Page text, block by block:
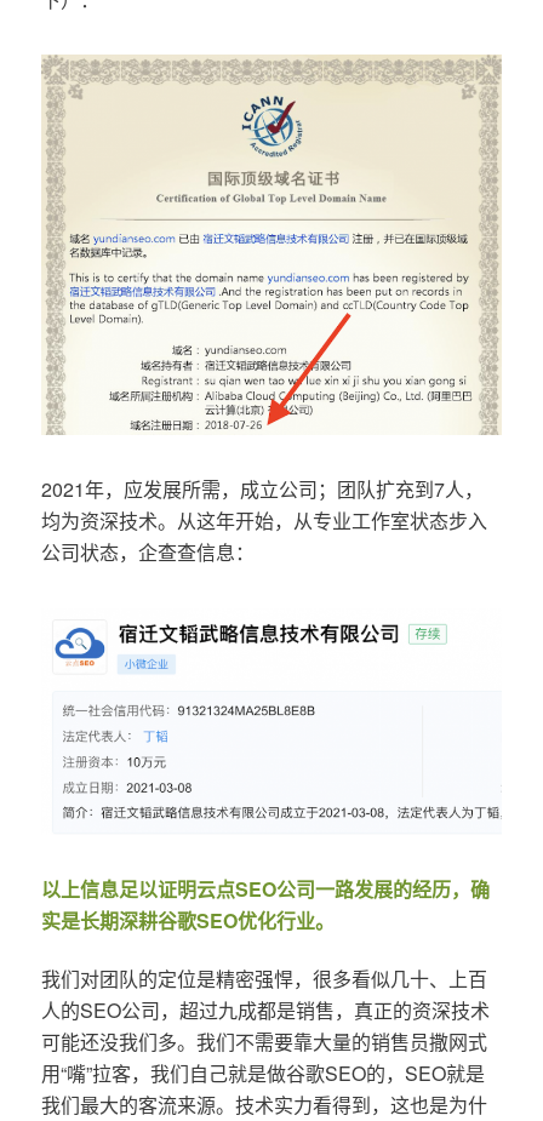
2021年，应发展所需，成立公司；团队扩充到7人，
均为资深技术。从这年开始，从专业工作室状态步入
公司状态，企查查信息：
以上信息足以证明云点SEO公司一路发展的经历，确
实是长期深耕谷歌SEO优化行业。
我们对团队的定位是精密强悍，很多看似几十、上百
人的SEO公司，超过九成都是销售，真正的资深技术
可能还没我们多。我们不需要靠大量的销售员撒网式
用“嘴”拉客，我们自己就是做谷歌SEO的，SEO就是
我们最大的客流来源。技术实力看得到，这也是为什